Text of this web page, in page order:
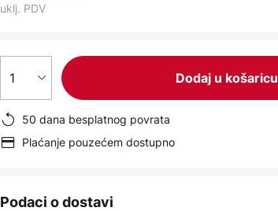
uklj. PDV
1 Dodaj u košaricu
50 dana besplatnog povrata
Plaćanje pouzećem dostupno
Podaci o dostavi